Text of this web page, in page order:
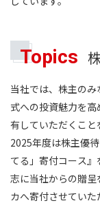
Topics
当社では、株主の
式への投資魅力を
有していただくこと
2025年度は株主優
てる」寄付コース
志に当社からの贈
カへ寄付させていた